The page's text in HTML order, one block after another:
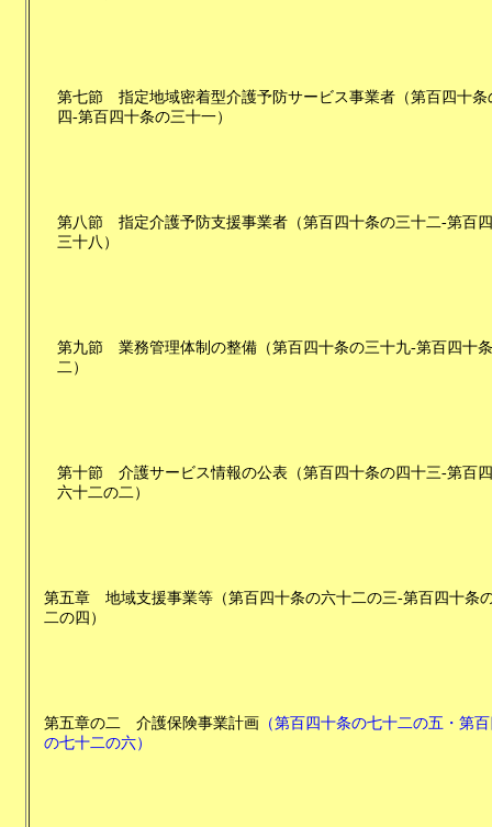
第七節 指定地域密着型介護予防サービス事業者（第百四十条
四-第百四十条の三十一）
第八節 指定介護予防支援事業者（第百四十条の三十二-第百
三十八 ）
第九節 業務管理体制の整備（第百四十条の三十九-第百四十
二）
第十節 介護サービス情報の公表（第百四十条の四十三-第百
六十二の二）
第五章 地域支援事業等（第百四十条の六十二の三-第百四十条
二の四 ）
第五章の二 介護保険事業計画 （第百四十条の七十二の五・第
の七十二の六）